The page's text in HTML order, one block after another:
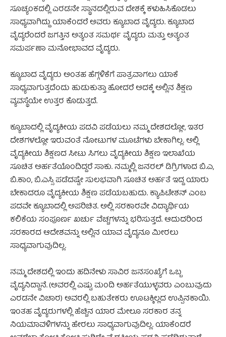
ಸೂಚ್ಯಂಕದಲ್ಲಿ ಎರಡನೇ ಸ್ಥಾನದಲ್ಲಿರುವ ದೇಶಕ್ಕೆ ಕಳುಹಿಸಿಕೊಡಲು
ಸಾಧ್ಯವಾಗಿದ್ದು ಯಾಕೆಂದರೆ ‌ಅವರು ಕ್ಯೂಬಾದ ವೈದ್ಯರು. ಕ್ಯೂಬಾದ
ವೈದ್ಯರೆಂದರೆ ಜಗತ್ತಿನ ಅತ್ಯಂತ ಸಮರ್ಥ ವೈದ್ಯರು ಮತ್ತು ಅತ್ಯಂತ
ಸಮರ್ಪಣಾ ಮನೋಭಾವದ ವೈದ್ಯರು.
ಕ್ಯೂಬಾದ ವೈದ್ಯರು ಅಂತಹ ಹೆಗ್ಗಳಿಕೆಗೆ ಪಾತ್ರವಾಗಲು ಯಾಕೆ
ಸಾಧ್ಯವಾಗುತ್ತದೆಂದು ಹುಡುಕುತ್ತಾ ಹೋದರೆ‌ ಅದಕ್ಕೆ ಅಲ್ಲಿನ ಶಿಕ್ಷಣ
ವ್ಯವಸ್ಥೆಯೇ ಉತ್ತರ ಕೊಡುತ್ತದೆ.
ಕ್ಯೂಬಾದಲ್ಲಿ ವೈದ್ಯಕೀಯ ಪದವಿ ಪಡೆಯಲು ನಮ್ಮ ದೇಶದಲ್ಲೋ, ಇತರ
ದೇಶಗಳಲ್ಲೋ ಇರುವಂತೆ ನೋಟುಗಳ ಮೂಟೆಗಳು ಬೇಕಾಗಿಲ್ಲ. ಅಲ್ಲಿ
ವೈದ್ಯಕೀಯ ಶಿಕ್ಷಣದ ಸೀಟು ಸಿಗಲು ವೈದ್ಯಕೀಯ ಶಿಕ್ಷಣ ಇಲಾಖೆಯ
ಸೂಚಿತ ಅರ್ಹತೆಯೊಂದಿದ್ದರೆ ಸಾಕು. ನಮ್ಮಲ್ಲಿ ಜನರಲ್ ಡಿಗ್ರಿಗಳಾದ ಬಿ.ಎ,
ಬಿ.ಕಾಂ, ಬಿ.ಎಸ್ಸಿ ಪಡೆದಷ್ಟೇ ಸುಲಭವಾಗಿ ಸೂಚಿತ ಅರ್ಹತೆ ಇದ್ದ ಯಾರು
ಬೇಕಾದರೂ ವೈದ್ಯಕೀಯ ಶಿಕ್ಷಣ ಪಡೆಯಬಹುದು. ಕ್ಯಾಪಿಟೇಶನ್ ಎಂಬ
ಪದವೇ ಕ್ಯೂಬಾದಲ್ಲಿ ಅಪರಿಚಿತ. ಅಲ್ಲಿ ಸರಕಾರವೇ ವಿದ್ಯಾರ್ಥಿಯ
ಕಲಿಕೆಯ ಸಂಪೂರ್ಣ‌ ಖರ್ಚು ವೆಚ್ಚಗಳನ್ನು ಭರಿಸುತ್ತದೆ. ಆದುದರಿಂದ
ಸರಕಾರದ ಆದೇಶವನ್ನು ಅಲ್ಲಿನ ಯಾವ ವೈದ್ಯನೂ ಮೀರಲು
ಸಾಧ್ಯವಾಗುವುದಿಲ್ಲ.
ನಮ್ಮ ದೇಶದಲ್ಲಿ ಇಂದು ಹದಿನೇಳು ಸಾವಿರ ಜನಸಂಖ್ಯೆಗೆ ಒಬ್ಬ
ವೈದ್ಯನಿದ್ದಾನೆ. (ಅವರಲ್ಲಿ ಎಷ್ಟು ಮಂದಿ ಅರ್ಹತೆಯುಳ್ಳವರು ಎಂಬುವುದು
ಎರಡನೇ ವಿಚಾರ) ಅವರಲ್ಲಿ ಬಹುತೇಕರು ಊಟಕ್ಕಿಲ್ಲದ ಉಪ್ಪಿನಕಾಯಿ.
ಇಂತಹ ವೈದ್ಯರುಗಳಲ್ಲಿ ಹೆಚ್ಚಿನ ಯಾರ ಮೇಲೂ ಸರಕಾರ ತನ್ನ
ನಿಯಮಾವಳಿಗಳನ್ನು ಹೇರಲು ಸಾಧ್ಯವಾಗುವುದಿಲ್ಲ. ಯಾಕೆಂದರೆ